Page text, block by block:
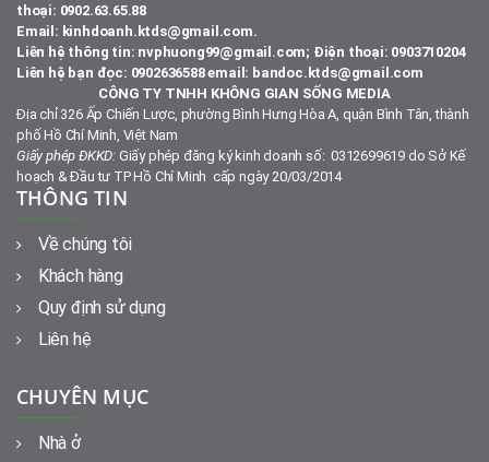
thoại: 0902.63.65.88
Email: kinhdoanh.ktds@gmail.com.
Liên hệ thông tin: nvphuong99@gmail.com; Điện thoại: 0903710204
Liên hệ bạn đọc: 0902636588 email: bandoc.ktds@gmail.com
CÔNG TY TNHH KHÔNG GIAN SỐNG MEDIA
Địa chỉ 326 Ấp Chiến Lược, phường Bình Hưng Hòa A, quận Bình Tân, thành
phố Hồ Chí Minh, Việt Nam
Giấy phép ĐKKD: Giấy phép đăng ký kinh doanh số: 0312699619 do Sở Kế
hoạch & Đầu tư TP Hồ Chí Minh cấp ngày 20/03/2014
THÔNG TIN
Về chúng tôi
Khách hàng
Quy định sử dụng
Liên hệ
CHUYÊN MỤC
Nhà ở